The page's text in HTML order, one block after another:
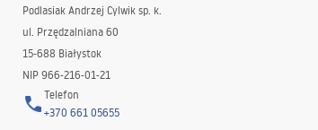
Podlasiak Andrzej Cylwik sp. k.
ul. Przędzalniana 60
15-688 Białystok
NIP 966-216-01-21
Telefon
+370 661 05655